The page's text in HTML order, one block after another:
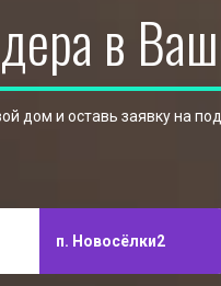
в
дом и оставь заявку на
п. Новосёлки2